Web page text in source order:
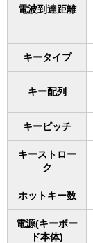
電波到達距離
キータイプ
キー配列
キーピッチ
キーストロー
ク
ホットキー数
電源(キーボー
ド本体)